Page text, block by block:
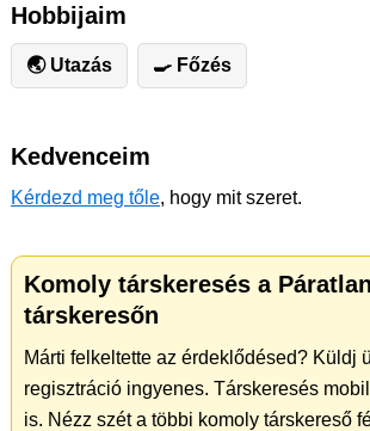
Hobbijaim
🌏 Utazás 🍳 Főzés
Kedvenceim
Kérdezd meg tőle, hogy mit szeret.
Komoly társkeresés a Páratlan
társkeresőn
Márti felkeltette az érdeklődésed? Küldj
regisztráció ingyenes. Társkeresés
is. Nézz szét a többi komoly társkereső